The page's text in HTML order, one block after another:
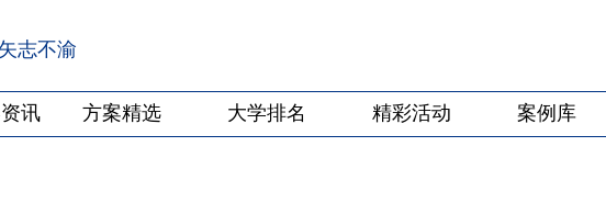
志不渝
讯 方案精选 大学排名 精彩活动 案例库